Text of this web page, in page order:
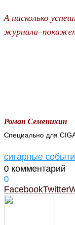
А насколько
Роман Семенихин
Специально для
сигарные
0 комментарий
0
FacebookTwitter